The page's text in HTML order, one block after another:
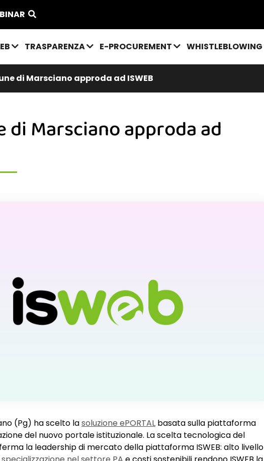
TRASPARENZA E-PROCUREMENT WHISTLEBLOWING
di Marsciano approda ad ISWEB
di Marsciano approda ad
(Pg) ha scelto lasoluzione ePORTAL basata sulla piattaforma
del nuovo portale istituzionale. La scelta tecnologica del
la leadership di mercato della piattaforma ISWEB: alto livello